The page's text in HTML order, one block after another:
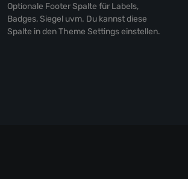
Optionale Footer Spalte für Labels,
Badges, Siegel uvm. Du kannst diese
Spalte in den Theme Settings einstellen.